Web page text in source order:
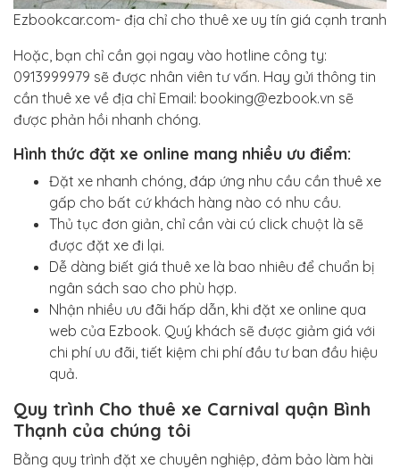
Ezbookcar.com- địa chỉ cho thuê xe uy tín giá cạnh tranh
Hoặc, bạn chỉ cần gọi ngay vào hotline công ty:
0913999979 sẽ được nhân viên tư vấn. Hay gửi thông tin
cần thuê xe về địa chỉ Email: booking@ezbook.vn sẽ
được phản hồi nhanh chóng.
Hình thức đặt xe online mang nhiều ưu điểm:
Đặt xe nhanh chóng, đáp ứng nhu cầu cần thuê xe
gấp cho bất cứ khách hàng nào có nhu cầu.
Thủ tục đơn giản, chỉ cần vài cú click chuột là sẽ
được đặt xe đi lại.
Dễ dàng biết giá thuê xe là bao nhiêu để chuẩn bị
ngân sách sao cho phù hợp.
Nhận nhiều ưu đãi hấp dẫn, khi đặt xe online qua
web của Ezbook. Quý khách sẽ được giảm giá với
chi phí ưu đãi, tiết kiệm chi phí đầu tư ban đầu hiệu
quả.
Quy trình Cho thuê xe Carnival quận Bình
Thạnh của chúng tôi
Bằng quy trình đặt xe chuyên nghiệp, đảm bảo làm hài